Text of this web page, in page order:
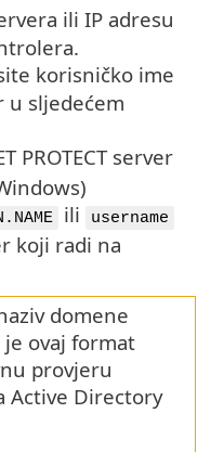
ili IP adresu
korisničko ime
u sljedećem
PROTECT server
ili username
koji radi na
domene
ovaj format
provjeru
Active Directory